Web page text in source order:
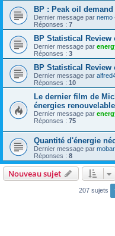
BP : Peak oil
Dernier message par nemo
Réponses : 7
BP Statistical Review
Dernier message par
Réponses : 3
BP Statistical Review
Dernier message par
Réponses : 10
Le dernier film de
énergies
Dernier message par
Réponses : 75
Quantité d'énergie
Dernier message par mobar
Réponses : 8
Nouveau sujet
207 sujets